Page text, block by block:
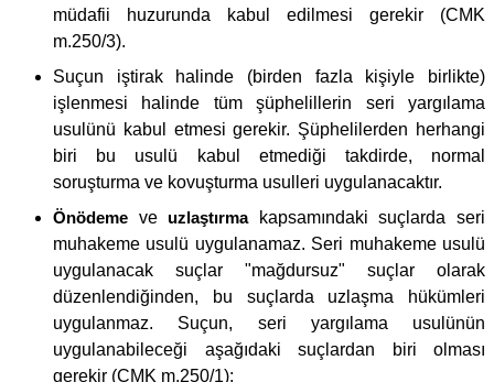
müdafii huzurunda kabul edilmesi gerekir (CMK
m.250/3).
Suçun iştirak halinde (birden fazla kişiyle birlikte)
işlenmesi halinde tüm şüphelillerin seri yargılama
usulünü kabul etmesi gerekir. Şüphelilerden herhangi
biri bu usulü kabul etmediği takdirde, normal
soruşturma ve kovuşturma usulleri uygulanacaktır.
Önödeme ve uzlaştırmakapsamındaki suçlarda seri
muhakeme usulü uygulanamaz. Seri muhakeme usulü
uygulanacak suçlar "mağdursuz" suçlar olarak
düzenlendiğinden, bu suçlarda uzlaşma hükümleri
uygulanmaz. Suçun, seri yargılama usulünün
uygulanabileceği aşağıdaki suçlardan biri olması
gerekir (CMK m.250/1):